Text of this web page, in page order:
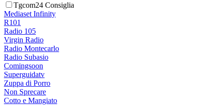
Tgcom24 Consiglia
Mediaset Infinity
R101
Radio 105
Virgin Radio
Radio Montecarlo
Radio Subasio
Comingsoon
Superguidatv
Zuppa di Porro
Non Sprecare
Cotto e Mangiato